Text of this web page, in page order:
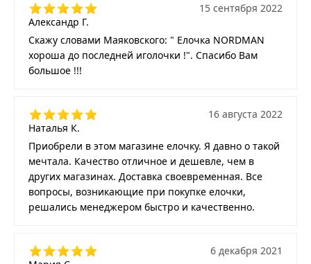
Александр Г.
15 сентября 2022
Скажу словами Маяковского: " Елочка NORDMAN
хороша до последней иголочки !". Спасибо Вам
большое !!!
Наталья К.
16 августа 2022
Приобрели в этом магазине елочку. Я давно о такой
мечтала. Качество отличное и дешевле, чем в
других магазинах. Доставка своевременная. Все
вопросы, возникающие при покупке елочки,
решались менеджером быстро и качественно.
6 декабря 2021